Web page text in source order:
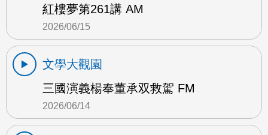
紅樓夢第261講 AM
2026/06/15
文學大觀園
三國演義楊奉董承双救駕 FM
2026/06/14